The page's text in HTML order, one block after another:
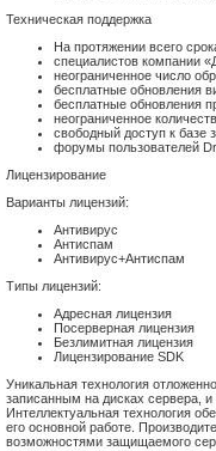
Техническая поддержка
На протяжении всего
специалистов компании
неограниченное число
бесплатные обновления
бесплатные обновления
неограниченное
свободный доступ к базе
форумы пользователей
Лицензирование
Варианты лицензий:
Антивирус
Антиспам
Антивирус+Антиспам
Типы лицензий:
Адресная лицензия
Посерверная лицензия
Безлимитная лицензия
Лицензирование SDK
Уникальная технология
записанным на дисках сервера,
Интеллектуальная технология
его основной работе.
возможностями защищаемого